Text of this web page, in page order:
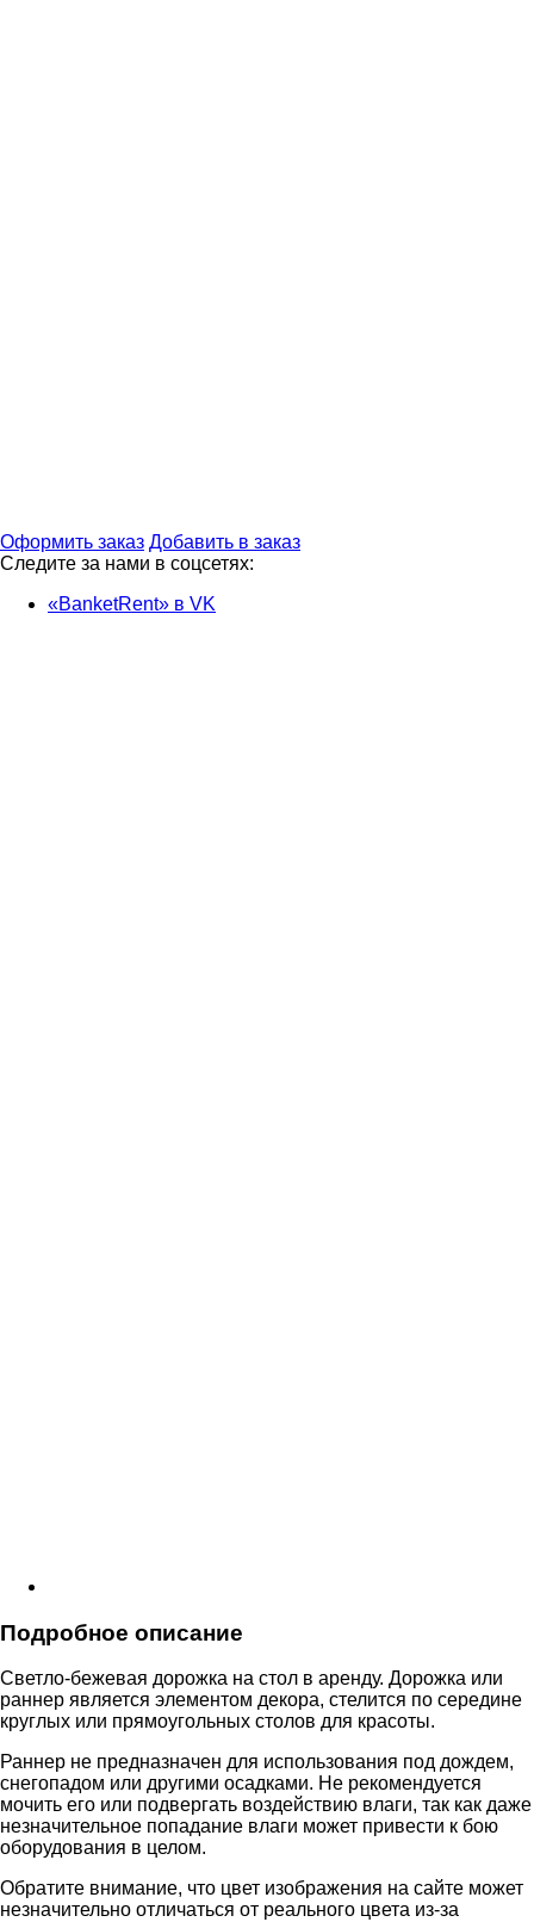
Оформить заказ Добавить в заказ
Следите за нами в соцсетях:
«BanketRent» в VK
Подробное описание
Светло-бежевая дорожка на стол в аренду. Дорожка или
раннер является элементом декора, стелится по середине
круглых или прямоугольных столов для красоты.
Раннер не предназначен для использования под дождем,
снегопадом или другими осадками. Не рекомендуется
мочить его или подвергать воздействию влаги, так как даже
незначительное попадание влаги может привести к бою
оборудования в целом.
Обратите внимание, что цвет изображения на сайте может
незначительно отличаться от реального цвета из-за